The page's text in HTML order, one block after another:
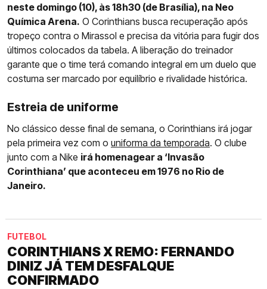
neste domingo (10), às 18h30 (de Brasília), na Neo
Química Arena. O Corinthians busca recuperação após
tropeço contra o Mirassol e precisa da vitória para fugir dos
últimos colocados da tabela. A liberação do treinador
garante que o time terá comando integral em um duelo que
costuma ser marcado por equilíbrio e rivalidade histórica.
Estreia de uniforme
No clássico desse final de semana, o Corinthians irá jogar
pela primeira vez com o uniforma da temporada. O clube
junto com a Nike irá homenagear a ‘Invasão
Corinthiana’ que aconteceu em 1976 no Rio de
Janeiro.
FUTEBOL
CORINTHIANS X REMO: FERNANDO
DINIZ JÁ TEM DESFALQUE
CONFIRMADO